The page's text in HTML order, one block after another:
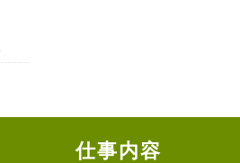
仕事内容